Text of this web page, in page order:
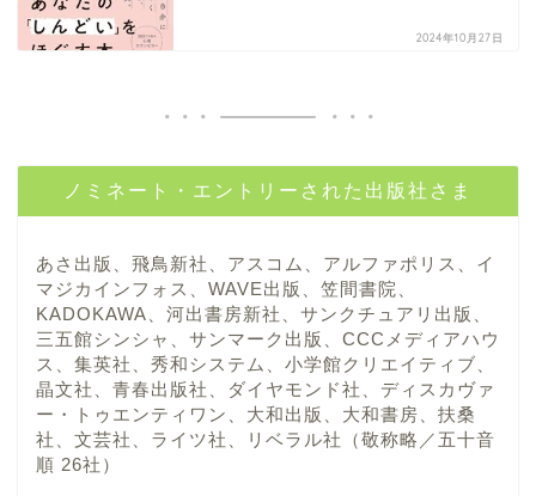
2024年10月27日
ノミネート・エントリーされた出版社さま
あさ出版、飛鳥新社、アスコム、アルファポリス、イ
マジカインフォス、WAVE出版、笠間書院、
KADOKAWA、河出書房新社、サンクチュアリ出版、
三五館シンシャ、サンマーク出版、CCCメディアハウ
ス、集英社、秀和システム、小学館クリエイティブ、
晶文社、青春出版社、ダイヤモンド社、ディスカヴァ
ー・トゥエンティワン、大和出版、大和書房、扶桑
社、文芸社、ライツ社、リベラル社（敬称略／五十音
順 26社）